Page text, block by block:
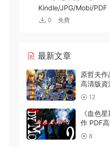
Kindle/JPG/Mobi/PDF
0 免費
最新文章
原哲夫
高清版資
集完結】
【電子版
12
《血色
作 PDF
卷完結】
8